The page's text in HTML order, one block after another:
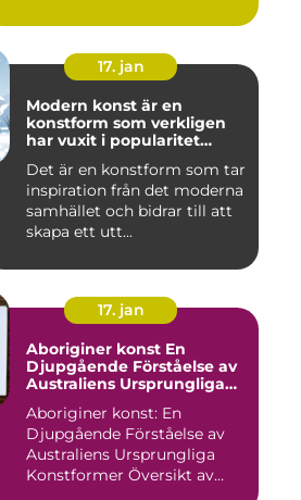
17. jan
Modern konst är en
konstform som verkligen
har vuxit i popularitet
decennierna
Det är en konstform som tar
inspiration från det moderna
samhället och bidrar till att
skapa ett utt...
17. jan
Aboriginer konst En
Djupgående Förståelse av
Australiens Ursprungliga
Aboriginer konst: En
Djupgående Förståelse av
Australiens Ursprungliga
Konstformer Översikt av